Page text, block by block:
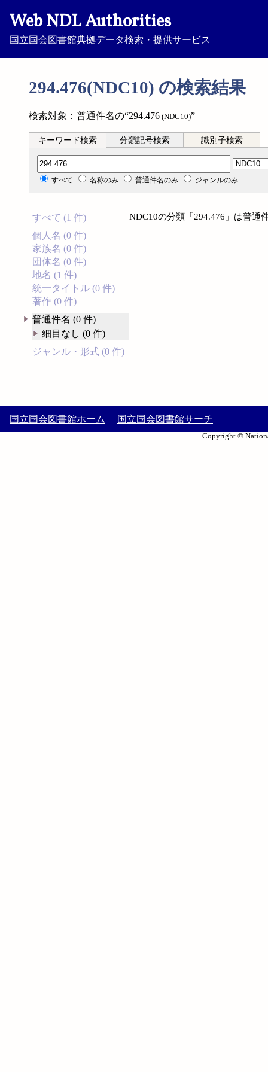
Web NDL Authorities
国立国会図書館典拠データ検索・提供サービス
294.476(NDC10) の検索結果
検索対象：普通件名の“294.476 (NDC10)”
キーワード検索 分類記号検索 識別子検索
分類記号検索
すべて 名称のみ 普通件名のみ ジャンルのみ
すべて (1 件)
個人名 (0 件)
家族名 (0 件)
団体名 (0 件)
地名 (1 件)
統一タイトル (0 件)
著作 (0 件)
普通件名 (0 件)
細目なし (0 件)
ジャンル・形式 (0 件)
NDC10の分類「294.476」は普通
国立国会図書館ホーム 国立国会図書館サーチ
Copyright ©